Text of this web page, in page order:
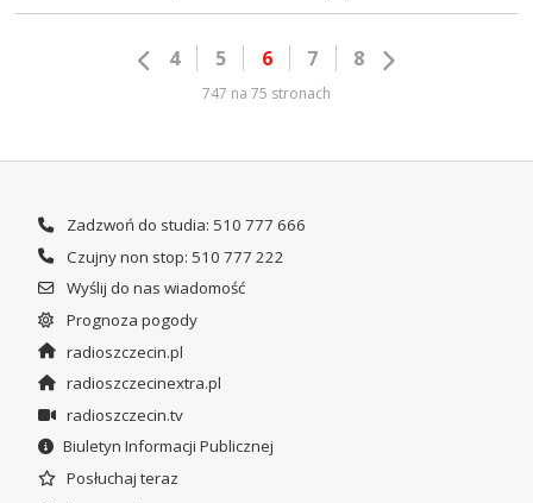
4 5 6 7 8
747 na 75 stronach
Zadzwoń do studia: 510 777 666
Czujny non stop: 510 777 222
Wyślij do nas wiadomość
Prognoza pogody
radioszczecin.pl
radioszczecinextra.pl
radioszczecin.tv
Biuletyn Informacji Publicznej
Posłuchaj teraz